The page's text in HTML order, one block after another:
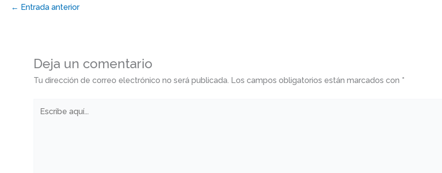
← Entrada anterior
Deja un comentario
Tu dirección de correo electrónico no será publicada. Los campos obligatorios están marcados con *